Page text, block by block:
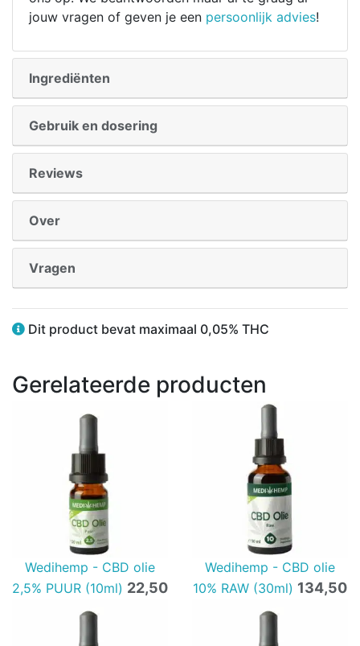
jouw vragen of geven je een persoonlijk advies!
Ingrediënten
Gebruik en dosering
Reviews
Over
Vragen
Dit product bevat maximaal 0,05% THC
Gerelateerde producten
Wedihemp - CBD olie
2,5% PUUR (10ml) 22,50
Wedihemp - CBD olie
10% RAW (30ml) 134,50